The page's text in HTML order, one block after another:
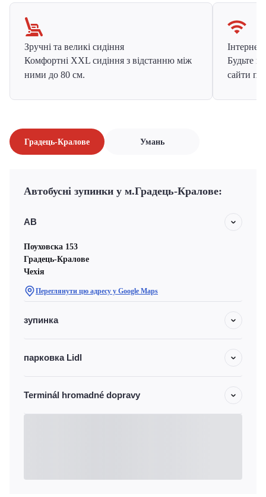
Зручні та великі сидіння
Комфортні XXL сидіння з відстанню між
ними до 80 см.
Інтернет
Будьте
сайти
Градець-Кралове Умань
Автобусні зупинки у м.Градець-Кралове:
АВ
Поуховска 153
Градець-Кралове
Чехiя
Переглянути цю адресу у Google Maps
зупинка
парковка Lidl
Terminál hromadné dopravy